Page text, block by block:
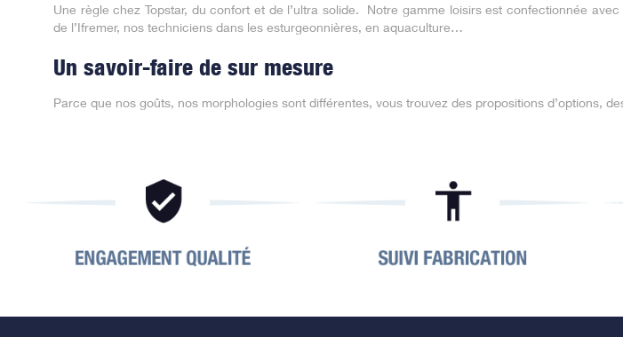
Une règle chez Topstar, du confort et de l’ultra solide.
Notre gamme loisirs est confectionnée
de l’Ifremer, nos techniciens dans les esturgeonnières, en aquaculture…
Un savoir-faire de sur mesure
Parce que nos goûts, nos morphologies sont différentes, vous trouvez des propositions d’options,